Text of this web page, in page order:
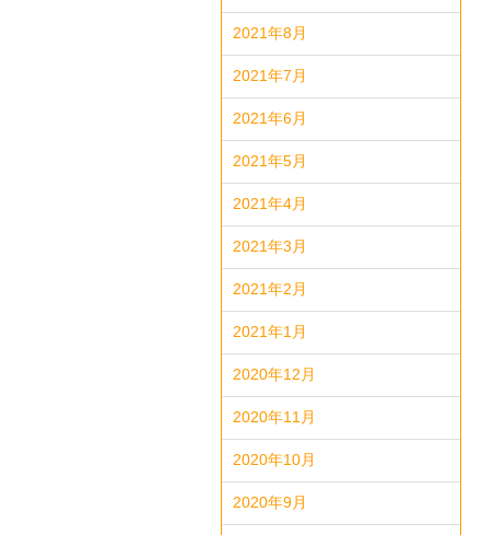
2021年8月
2021年7月
2021年6月
2021年5月
2021年4月
2021年3月
2021年2月
2021年1月
2020年12月
2020年11月
2020年10月
2020年9月